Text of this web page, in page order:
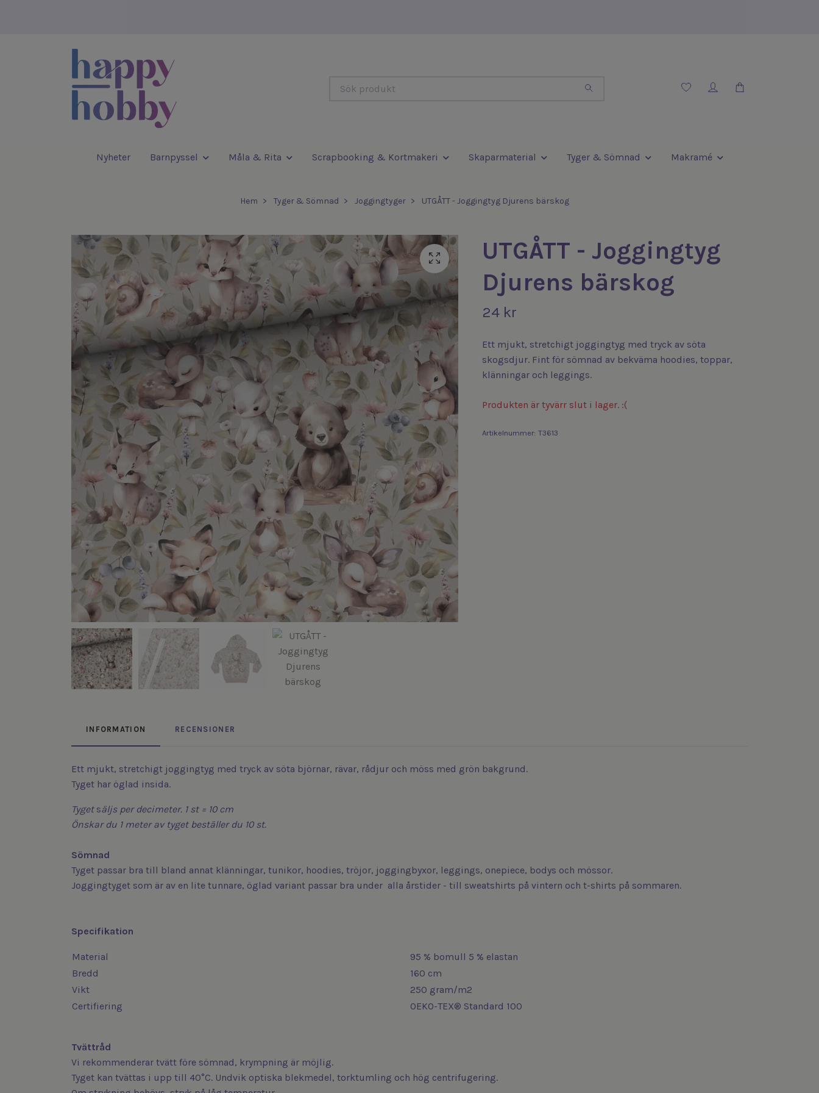
Nyheter Barnpyssel Måla & Rita Scrapbooking & Kortmakeri Skaparmaterial Tyger & Sömnad Makramé
Hem Tyger & Sömnad Joggingtyger UTGÅTT - Joggingtyg Djurens bärskog
UTGÅTT - Joggingtyg
Djurens bärskog
24 kr
Ett mjukt, stretchigt joggingtyg med tryck av söta
skogsdjur. Fint för sömnad av bekväma hoodies, toppar,
klänningar och leggings.
Produkten är tyvärr slut i lager. :(
Artikelnummer: T3613
INFORMATION RECENSIONER
Ett mjukt, stretchigt joggingtyg med tryck av söta björnar, rävar, rådjur och möss med grön bakgrund.
Tyget har öglad insida.
Tyget säljsper decimeter. 1 st = 10 cm
Önskar du 1 meter av tyget beställer du 10 st.
Sömnad
Tyget passar bra till bland annat klänningar, tunikor, hoodies, tröjor, joggingbyxor, leggings, onepiece, bodys och mössor.
Joggingtyget som är av en lite tunnare, öglad variant passar bra under alla årstider - till sweatshirts på vintern och t-shirts på sommaren.
Specifikation
Material
95 % bomull 5 % elastan
Bredd
160 cm
Vikt
250 gram/m2
Certifiering
OEKO-TEX® Standard 100
Tvättråd
Vi rekommenderar tvätt före sömnad, krympning är möjlig.
Tyget kan tvättas i upp till 40°C. Undvik optiska blekmedel, torktumling och hög centrifugering.